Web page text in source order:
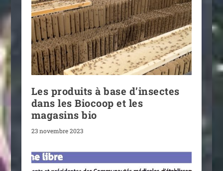
Les produits à base d’insectes
dans les Biocoop et les
magasins bio
23 novembre 2023